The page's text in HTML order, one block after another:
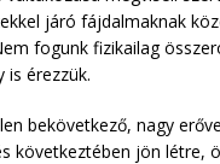
járó fájdalmaknak
fogunk fizikailag
is érezzük.
bekövetkező, nagy
következtében jön létre,